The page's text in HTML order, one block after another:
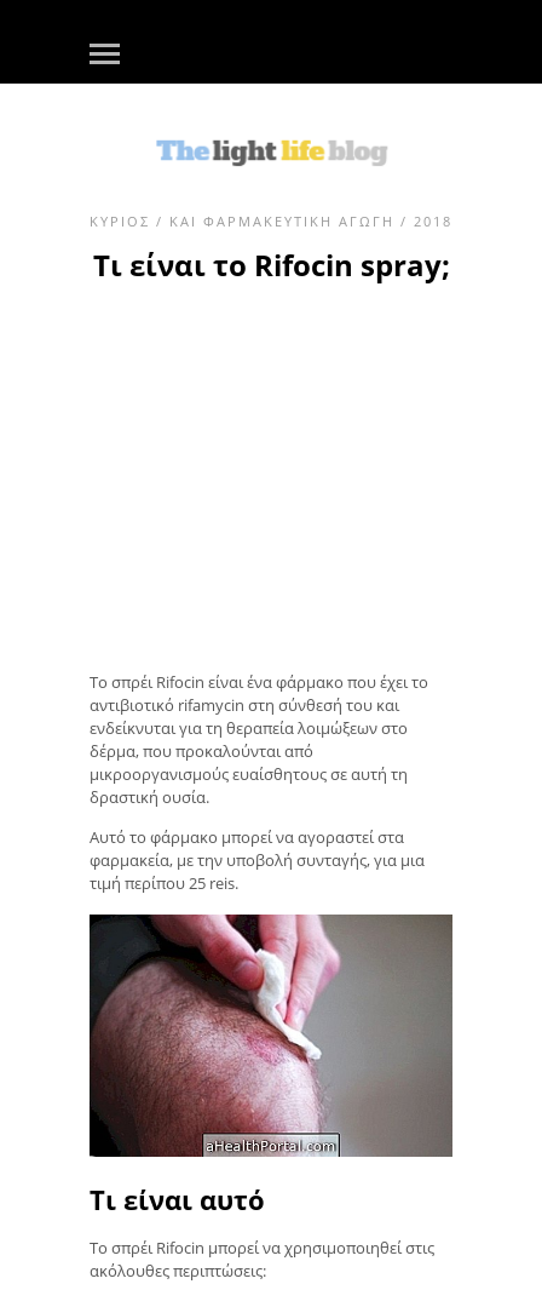
ΚΎΡΙΟΣ / ΚΑΙ ΦΑΡΜΑΚΕΥΤΙΚΉ ΑΓΩΓΉ / 2018
Τι είναι το Rifocin spray;
Το σπρέι Rifocin είναι ένα φάρμακο που έχει το
αντιβιοτικό rifamycin στη σύνθεσή του και
ενδείκνυται για τη θεραπεία λοιμώξεων στο
δέρμα, που προκαλούνται από
μικροοργανισμούς ευαίσθητους σε αυτή τη
δραστική ουσία.
Αυτό το φάρμακο μπορεί να αγοραστεί στα
φαρμακεία, με την υποβολή συνταγής, για μια
τιμή περίπου 25 reis.
Τι είναι αυτό
Το σπρέι Rifocin μπορεί να χρησιμοποιηθεί στις
ακόλουθες περιπτώσεις: